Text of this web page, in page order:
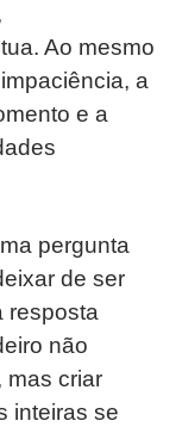
Ao mesmo
a
e a
pergunta
de ser
resposta
não
mas criar
inteiras se